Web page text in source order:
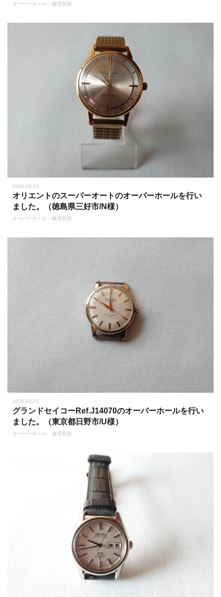
オーバーホール・修理実績
2026.04.22
オリエントのスーパーオートのオーバーホールを行い
ました。（徳島県三好市/N様）
オーバーホール・修理実績
2026.04.21
グランドセイコーRef.J14070のオーバーホールを行い
ました。（東京都日野市/U様）
オーバーホール・修理実績